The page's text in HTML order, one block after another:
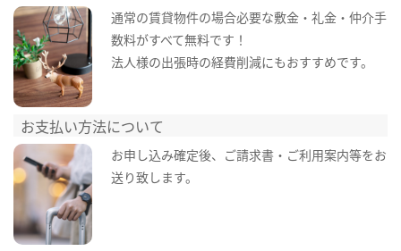
通常の賃貸物件の場合必要な敷金・礼金・仲介手
数料がすべて無料です！
法人様の出張時の経費削減にもおすすめです。
お支払い方法について
お申し込み確定後、ご請求書・ご利用案内等をお
送り致します。